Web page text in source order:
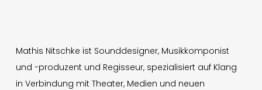
Mathis Nitschke ist Sounddesigner, Musikkomponist
und -produzent und Regisseur, spezialisiert auf Klang
in Verbindung mit Theater, Medien und neuen